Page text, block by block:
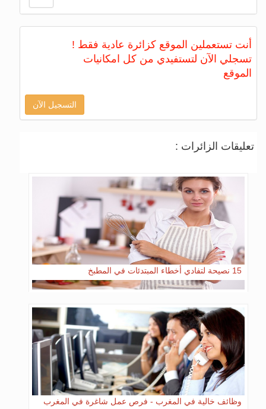
أنت تستعملين الموقع كزائرة عادية فقط !
تسجلي الآن لتستفيدي من كل امكانيات
الموقع
التسجيل الآن
تعليقات الزائرات :
15 نصيحة لتفادي أخطاء المبتدئات في المطبخ
وظائف خالية في المغرب - فرص عمل شاغرة في المغرب